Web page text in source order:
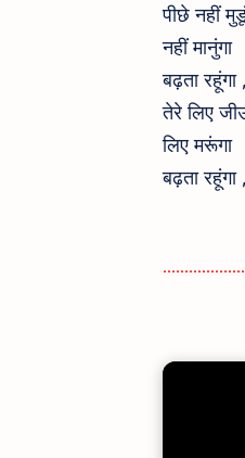
पीछे नहीं
नहीं मानुंगा
बढ़ता
तेरे लिए
लिए मरूंगा
बढ़ता रहूंगा ,